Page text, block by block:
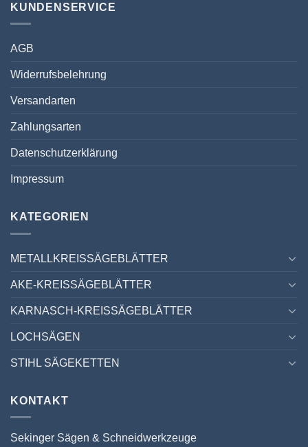
KUNDENSERVICE
AGB
Widerrufsbelehrung
Versandarten
Zahlungsarten
Datenschutzerklärung
Impressum
KATEGORIEN
METALLKREISSÄGEBLÄTTER
AKE-KREISSÄGEBLÄTTER
KARNASCH-KREISSÄGEBLÄTTER
LOCHSÄGEN
STIHL SÄGEKETTEN
KONTAKT
Sekinger Sägen & Schneidwerkzeuge